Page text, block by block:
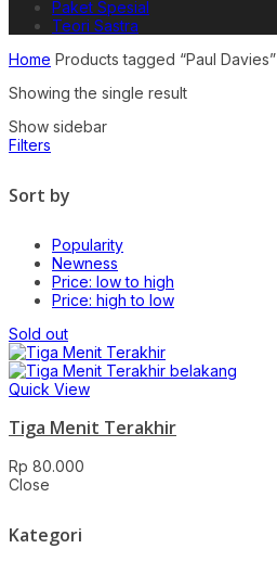
Paket Spesial
Teori Sastra
Home Products tagged “Paul Davies”
Showing the single result
Show sidebar
Filters
Sort by
Popularity
Newness
Price: low to high
Price: high to low
Sold out
Quick View
Tiga Menit Terakhir
Rp 80.000
Close
Kategori